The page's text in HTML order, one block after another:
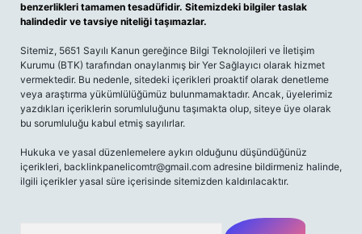
benzerlikleri tamamen tesadüfidir. Sitemizdeki bilgiler taslak
halindedir ve tavsiye niteliği taşımazlar.
Sitemiz, 5651 Sayılı Kanun gereğince Bilgi Teknolojileri ve İletişim
Kurumu (BTK) tarafından onaylanmış bir Yer Sağlayıcı olarak hizmet
vermektedir. Bu nedenle, sitedeki içerikleri proaktif olarak denetleme
veya araştırma yükümlülüğümüz bulunmamaktadır. Ancak, üyelerimiz
yazdıkları içeriklerin sorumluluğunu taşımakta olup, siteye üye olarak
bu sorumluluğu kabul etmiş sayılırlar.
Hukuka ve yasal düzenlemelere aykırı olduğunu düşündüğünüz
içerikleri, backlinkpanelicomtr@gmail.com adresine bildirmeniz halinde,
ilgili içerikler yasal süre içerisinde sitemizden kaldırılacaktır.